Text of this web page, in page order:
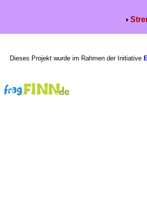
Dieses Projekt wurde im Rahmen der Initiative